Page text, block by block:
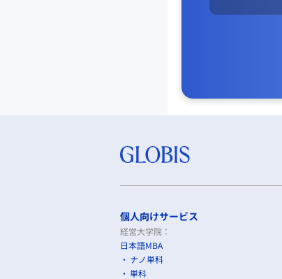
個人向けサービス
経営大学院：
日本語MBA
ナノ単科
単科